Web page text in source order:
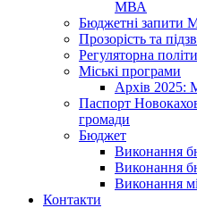
МВА
Бюджетні запити
Прозорість та
Регуляторна
Міські програми
Архів 2025:
Паспорт
громади
Бюджет
Виконання
Виконання
Виконання
Контакти